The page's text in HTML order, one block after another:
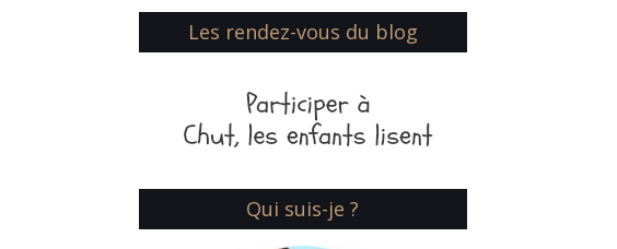
Les rendez-vous du blog
Qui suis-je ?